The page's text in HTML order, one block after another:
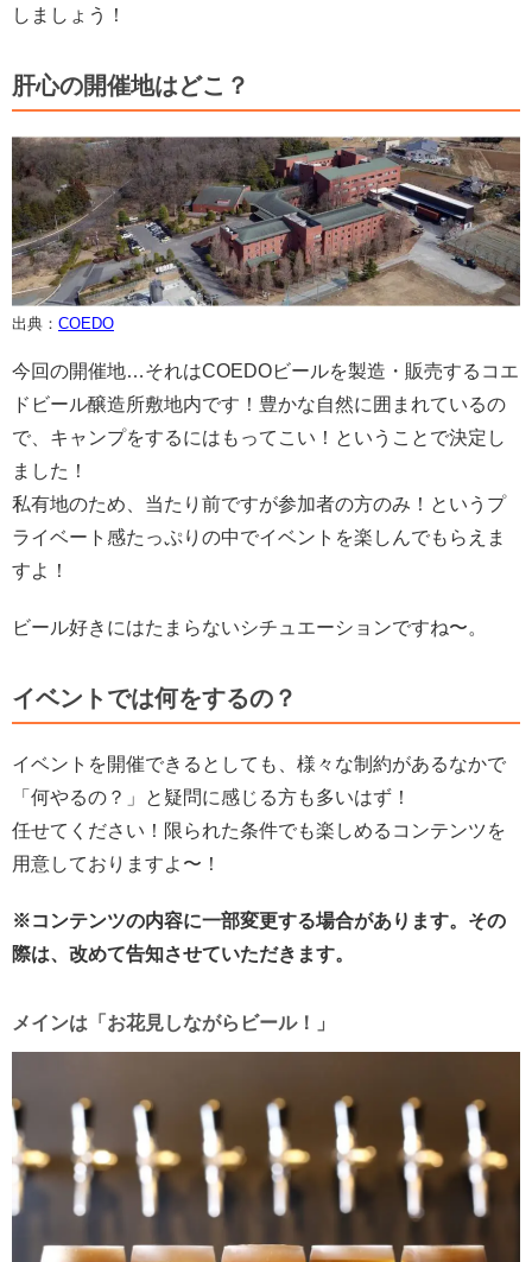
しましょう！
肝心の開催地はどこ？
出典： COEDO
今回の開催地…それはCOEDOビールを製造・販売するコエ
ドビール醸造所敷地内です！豊かな自然に囲まれているの
で、キャンプをするにはもってこい！ということで決定し
ました！
私有地のため、当たり前ですが参加者の方のみ！というプ
ライベート感たっぷりの中でイベントを楽しんでもらえま
すよ！
ビール好きにはたまらないシチュエーションですね〜。
イベントでは何をするの？
イベントを開催できるとしても、様々な制約があるなかで
「何やるの？」と疑問に感じる方も多いはず！
任せてください！限られた条件でも楽しめるコンテンツを
用意しておりますよ〜！
※コンテンツの内容に一部変更する場合があります。その
際は、改めて告知させていただきます。
メインは「お花見しながらビール！」